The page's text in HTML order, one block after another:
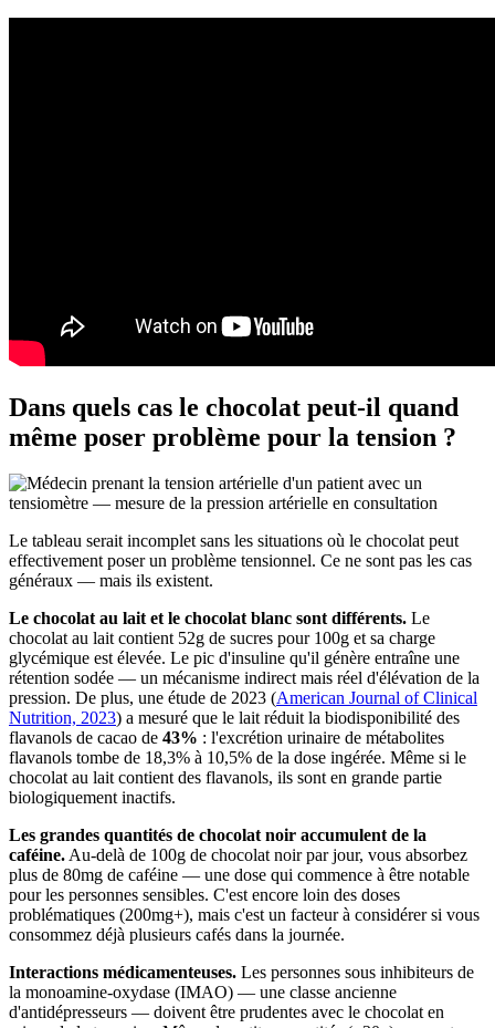
Dans quels cas le chocolat peut-il quand
même poser problème pour la tension ?
Le tableau serait incomplet sans les situations où le chocolat peut
effectivement poser un problème tensionnel. Ce ne sont pas les cas
généraux — mais ils existent.
Le chocolat au lait et le chocolat blanc sont différents. Le
chocolat au lait contient 52g de sucres pour 100g et sa charge
glycémique est élevée. Le pic d'insuline qu'il génère entraîne une
rétention sodée — un mécanisme indirect mais réel d'élévation de la
pression. De plus, une étude de 2023 (American Journal of Clinical
Nutrition, 2023) a mesuré que le lait réduit la biodisponibilité des
flavanols de cacao de 43% : l'excrétion urinaire de métabolites
flavanols tombe de 18,3% à 10,5% de la dose ingérée. Même si le
chocolat au lait contient des flavanols, ils sont en grande partie
biologiquement inactifs.
Les grandes quantités de chocolat noir accumulent de la
caféine.Au-delà de 100g de chocolat noir par jour, vous absorbez
plus de 80mg de caféine — une dose qui commence à être notable
pour les personnes sensibles. C'est encore loin des doses
problématiques (200mg+), mais c'est un facteur à considérer si vous
consommez déjà plusieurs cafés dans la journée.
Interactions médicamenteuses. Les personnes sous inhibiteurs de
la monoamine-oxydase (IMAO) — une classe ancienne
d'antidépresseurs — doivent être prudentes avec le chocolat en